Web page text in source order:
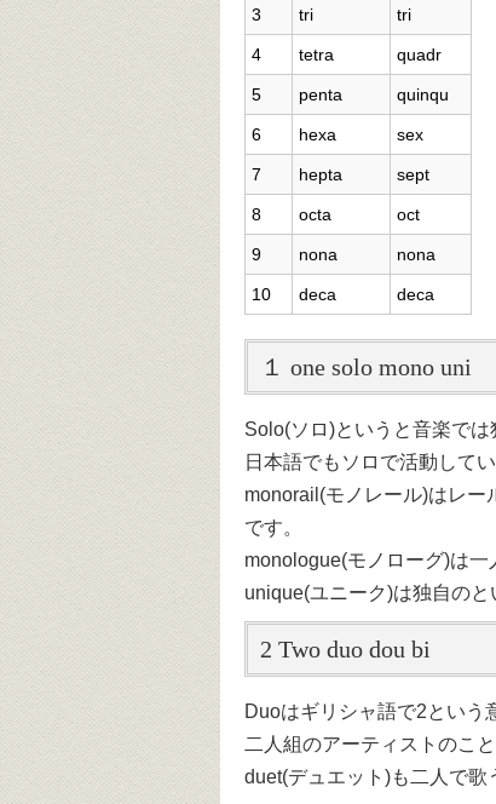
3 tri tri
4 tetra quadr
5 penta quinqu
6 hexa sex
7 hepta sept
8 octa oct
9 nona nona
10 deca deca
１ one solo mono uni
Solo(ソロ)というと音楽では
日本語でもソロで活動して
monorail(モノレール)はレー
です。
monologue(モノローグ)は一
unique(ユニーク)は独自のと
2 Two duo dou bi
Duoはギリシャ語で2という
二人組のアーティストのこ
duet(デュエット)も二人で歌